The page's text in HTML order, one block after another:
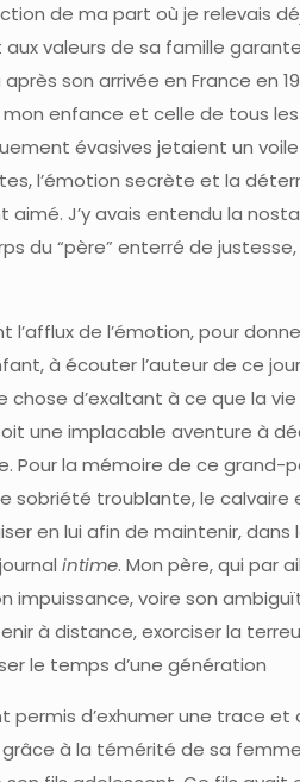
de ma part où je relevais
valeurs de sa famille
son arrivée en France en
enfance et celle de tous
évasives jetaient un voile
l’émotion secrète et la
J’y avais entendu la
du “père” enterré de
de l’émotion, pour
à écouter l’auteur de ce
d’exaltant à ce que la
une implacable aventure à
Pour la mémoire de ce grand-
sobriété troublante, le calvaire
en lui afin de maintenir, dans
intime. Mon père, qui par
impuissance, voire son
à distance, exorciser la
le temps d’une génération
permis d’exhumer une trace et
à la témérité de sa